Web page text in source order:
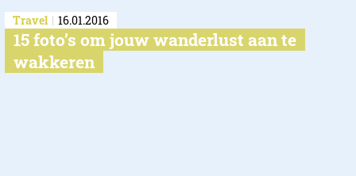
Travel 16.01.2016
15 foto’s om jouw wanderlust aan te
wakkeren